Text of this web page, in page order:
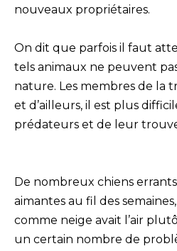
nouveaux propriétaires.
On dit que parfois il faut
tels animaux ne peuvent
nature. Les membres de la
et d’ailleurs, il est plus
prédateurs et de leur
De nombreux chiens
aimantes au fil des
comme neige avait l’air
un certain nombre de